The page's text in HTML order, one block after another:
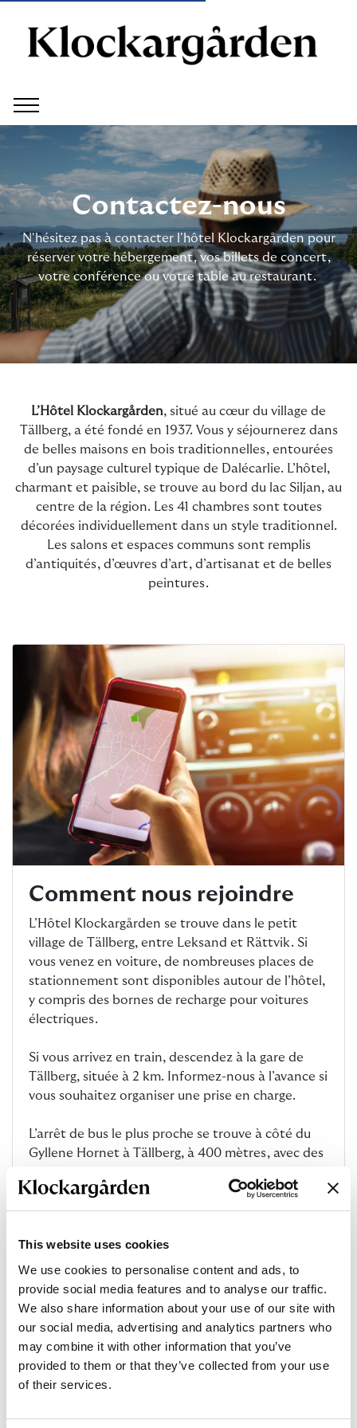
This website uses cookies
We use cookies to personalise content and ads, to
provide social media features and to analyse our traffic.
We also share information about your use of our site with
our social media, advertising and analytics partners who
may combine it with other information that you’ve
provided to them or that they’ve collected from your use
of their services.
Contactez-nous
N'hésitez pas à contacter l'hôtel Klockargården pour
réserver votre hébergement, vos billets de concert,
votre conférence ou votre table au restaurant.
L’Hôtel Klockargården, situé au cœur du village de
Tällberg, a été fondé en 1937. Vous y séjournerez dans
de belles maisons en bois traditionnelles, entourées
d’un paysage culturel typique de Dalécarlie. L’hôtel,
charmant et paisible, se trouve au bord du lac Siljan, au
centre de la région. Les 41 chambres sont toutes
décorées individuellement dans un style traditionnel.
Les salons et espaces communs sont remplis
d’antiquités, d’œuvres d’art, d’artisanat et de belles
peintures.
Comment nous rejoindre
L’Hôtel Klockargården se trouve dans le petit
village de Tällberg, entre Leksand et Rättvik. Si
vous venez en voiture, de nombreuses places de
stationnement sont disponibles autour de l’hôtel,
y compris des bornes de recharge pour voitures
électriques.
Si vous arrivez en train, descendez à la gare de
Tällberg, située à 2 km. Informez-nous à l’avance si
vous souhaitez organiser une prise en charge.
L’arrêt de bus le plus proche se trouve à côté du
Gyllene Hornet à Tällberg, à 400 mètres, avec des
Vers la carte Google Maps